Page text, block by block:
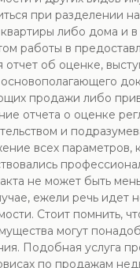
при разделении
либо дома и в
работы в
отчет об оценке,
основополагающего
продажи либо
отчета о оценке
и
всех параметров,
не может быть
ежели речь идет
Стоит помнить,
могут
Подобная услуга
по продажам